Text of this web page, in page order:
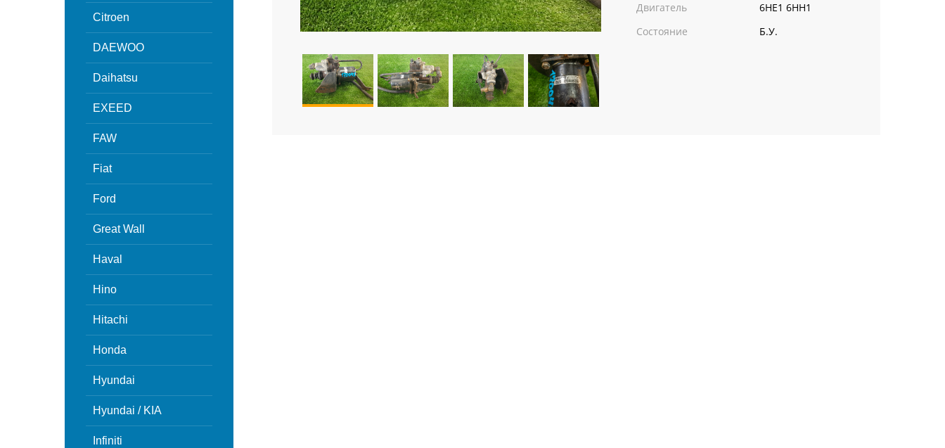
Citroen
DAEWOO
Daihatsu
EXEED
FAW
Fiat
Ford
Great Wall
Haval
Hino
Hitachi
Honda
Hyundai
Hyundai / KIA
Infiniti
Двигатель
6HE1 6HH1
Состояние
Б.У.